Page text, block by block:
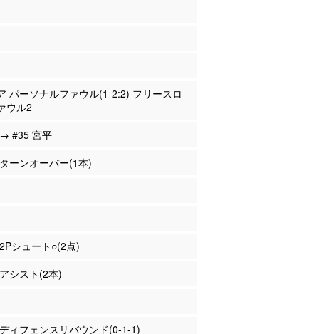
パーソナルファウル(1-2:2) フリースロ
ウル2
#35 宮平
ーンオーバー(1本)
シュート○(2点)
シスト(2本)
ィフェンスリバウンド(0-1-1)